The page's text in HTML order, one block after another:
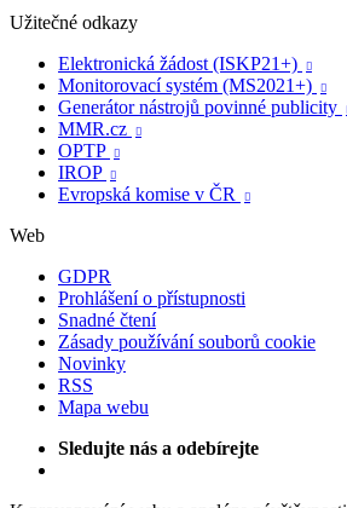
Užitečné odkazy
Elektronická žádost (ISKP21+)

Monitorovací systém (MS2021+) 
Generátor nástrojů povinné publicity
MMR.cz 
OPTP 
IROP 
Evropská komise v ČR 
Web
GDPR
Prohlášení o přístupnosti
Snadné čtení
Zásady používání souborů cookie
Novinky
RSS
Mapa webu
Sledujte nás a odebírejte